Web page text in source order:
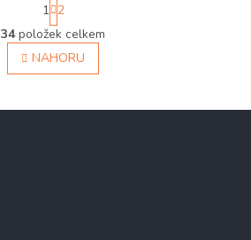
O
v
l
á
a
t
r
á
n
k
1 2
34položek celkem
NAHORU